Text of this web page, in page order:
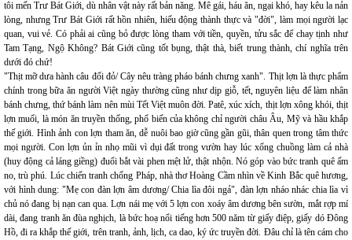
tôi mến Trư Bát Giới, dù nhân vật này rất bản năng. Mê gái, háu ăn, ngại khó, hay kêu la nản
lòng, nhưng Trư Bát Giới rất hồn nhiên, hiếu động thành thực và "đời", làm mọi người lạc
quan, vui vẻ. Có phải ai cũng bỏ được lòng tham với tiền, quyền, tửu sắc để chay tịnh như
Tam Tạng, Ngộ Không? Bát Giới cũng tốt bụng, thật thà, biết trung thành, chí nghĩa trên
dưới đó chứ!
"Thịt mỡ dưa hành câu đối đỏ/ Cây nêu tràng pháo bánh chưng xanh". Thịt lợn là thực phẩm
chính trong bữa ăn người Việt ngày thường cũng như dịp giỗ, tết, nguyên liệu để làm nhân
bánh chưng, thứ bánh làm nên mùi Tết Việt muôn đời. Patê, xúc xích, thịt lợn xông khói, thịt
lợn muối, là món ăn truyền thống, phổ biến của không chỉ người châu Âu, Mỹ và hầu khắp
thế giới. Hình ảnh con lợn tham ăn, dễ nuôi bao giờ cũng gần gũi, thân quen trong tâm thức
mọi người. Con lợn ủn ỉn nhọ mũi vì dụi đất trong vườn hay lúc xổng chuồng làm cả nhà
(huy động cả láng giềng) đuổi bắt vài phen mệt lử, thật nhộn. Nó góp vào bức tranh quê ấm
no, trù phú. Lúc chiến tranh chống Pháp, nhà thơ Hoàng Cầm nhìn về Kinh Bắc quê hương,
với hình dung: "Mẹ con đàn lợn âm dương/ Chia lìa đôi ngả", đàn lợn nháo nhác chia lìa vì
chủ nó đang bị nạn can qua. Lợn nái mẹ với 5 lợn con xoáy âm dương bên sườn, mắt rợp mí
dài, đang tranh ăn đùa nghịch, là bức hoạ nổi tiếng hơn 500 năm từ giấy điệp, giấy dó Đông
Hồ, đi ra khắp thế giới, trên tranh, ảnh, lịch, ca dao, ký ức truyền đời. Đâu chỉ là tên cám cho